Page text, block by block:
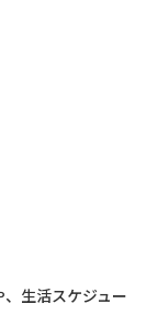
生活スケジュー